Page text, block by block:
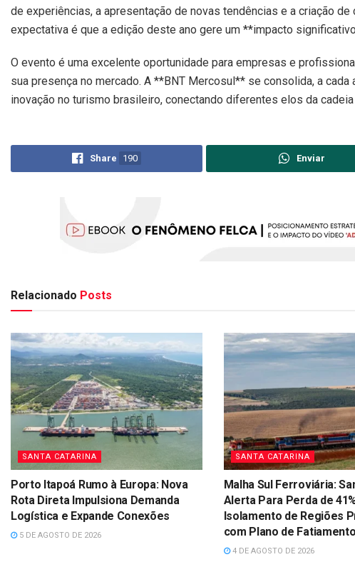
de experiências, a apresentação de novas tendências e a criação
expectativa é que a edição deste ano gere um **impacto
O evento é uma excelente oportunidade para empresas e
sua presença no mercado. A **BNT Mercosul** se consolida, a
inovação no turismo brasileiro, conectando diferentes elos da
Share 190 Enviar
Relacionado Posts
SANTA CATARINA
Porto Itapoá Rumo à Europa: Nova
Rota Direta Impulsiona Demanda
Logística e Expande Conexões
5 DE AGOSTO DE 2026
SANTA CATARINA
Malha Sul Ferroviária:
Alerta Para Perda de
Isolamento de Regiões
com Plano de
4 DE AGOSTO DE 2026